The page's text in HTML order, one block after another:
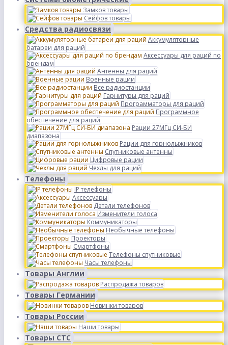
Замков товары
Сейфов товары
Средства радиосвязи
Аккумуляторные
батареи для раций
Аксессуары для раций по
брендам
Антенны для раций
Военные рации
Все радиостанции
Гарнитуры для раций
Программаторы для раций
Программное
обеспечение для раций
Рации 27МГц СИ-БИ
диапазона
Рации для горнолыжников
Спутниковые антенны
Цифровые рации
Чехлы для раций
Телефоны
IP телефоны
Аксессуары
Детали телефонов
Изменители голоса
Коммуникаторы
Необычные телефоны
Проекторы
Смартфоны
Телефоны спутниковые
Часы телефоны
Товары Англии
Распродажа товаров
Товары Германии
Новинки товаров
Товары России
Наши товары
Товары СТС